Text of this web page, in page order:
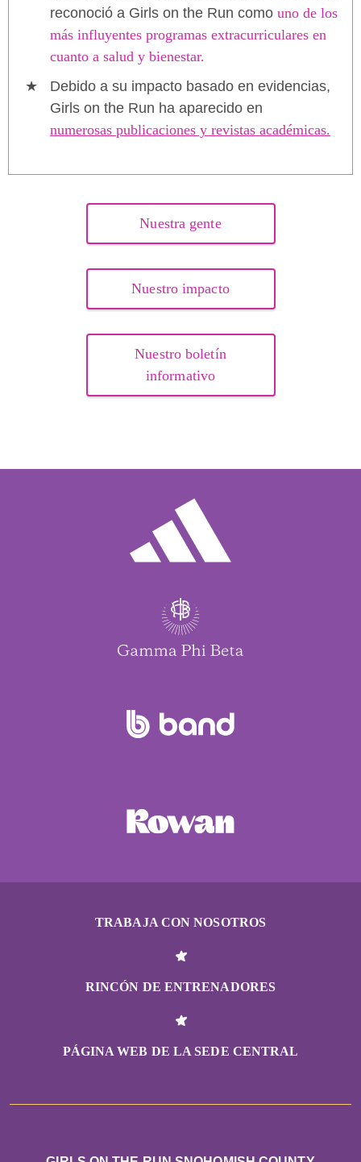
reconoció a Girls on the Run como uno de los
más influyentes programas extracurriculares en
cuanto a salud y bienestar.
Debido a su impacto basado en evidencias,
Girls on the Run ha aparecido en
numerosas publicaciones y revistas académicas.
Nuestra gente
Nuestro impacto
Nuestro boletín
informativo
TRABAJA CON NOSOTROS
RINCÓN DE ENTRENADORES
PÁGINA WEB DE LA SEDE CENTRAL